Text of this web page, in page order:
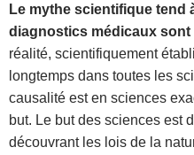
Le mythe scientifique tend
diagnostics médicaux
réalité, scientifiquement
longtemps dans toutes les
causalité est en sciences
but. Le but des sciences est
découvrant les lois de la